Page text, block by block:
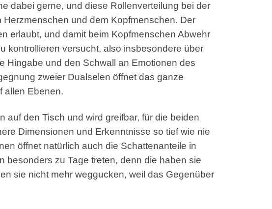
dabei gerne, und diese Rollenverteilung bei der
und dem Kopfmenschen. Der
erlaubt, und damit beim Kopfmenschen Abwehr
kontrollieren versucht, also insbesondere über
Hingabe und den Schwall an Emotionen des
zweier Dualselen öffnet das ganze
allen Ebenen.
auf den Tisch und wird greifbar, für die beiden
Dimensionen und Erkenntnisse so tief wie nie
öffnet natürlich auch die Schattenanteile in
besonders zu Tage treten, denn die haben sie
sie nicht mehr weggucken, weil das Gegenüber